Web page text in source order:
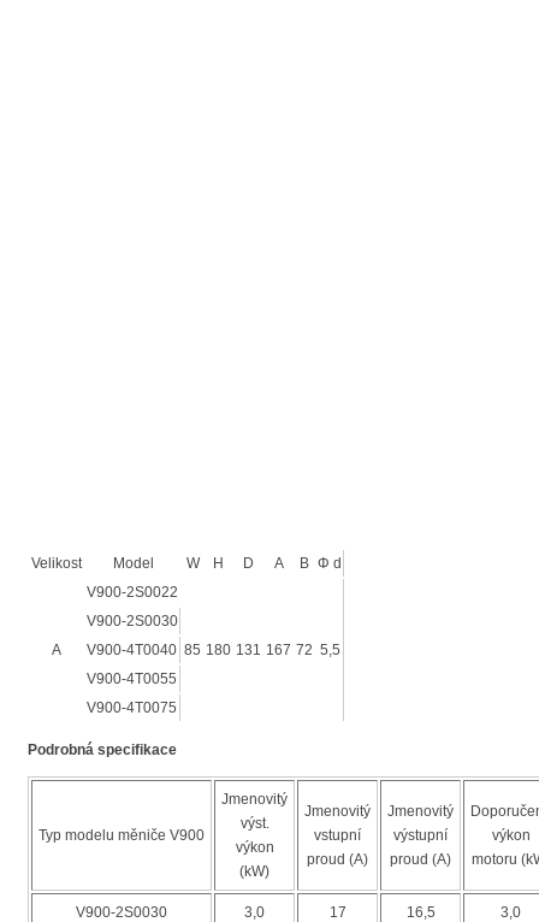
Velikost Model W H D A B Φ d
A
V900-2S0022
85 180 131 167 72 5,5
V900-2S0030
V900-4T0040
V900-4T0055
V900-4T0075
Podrobná specifikace
Typ modelu měniče V900
Jmenovitý
výst.
výkon
(kW)
Jmenovitý
vstupní
proud (A)
Jmenovitý
výstupní
proud (A)
výkon
motoru
V900-2S0030 3,0 17 16,5 3,0